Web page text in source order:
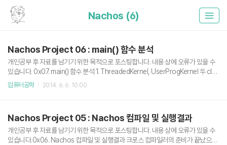
Nachos (6)
Nachos Project 06 : main() 함수 분석
개인공부 후 자료를 남기기 위한 목적으로 포스팅합니다. 내용 상에 오류가 있을 수
있습니다. 0x07. main() 함수 분석 1. ThreadedKernel, UserProgKernel 두 clas
s는 어떤 관계인가?// kernel.h #ifndef KERNEL_H#define KERNEL_H#includ
v); // ..
컴퓨터공학 2014. 6. 6. 10:00
Nachos Project 05 : Nachos 컴파일 및 실행결과
개인공부 후 자료를 남기기 위한 목적으로 포스팅합니다. 내용 상에 오류가 있을 수
있습니다.0x06. Nachos 컴파일 및 실행결과 크로스 컴파일러의 준비가 끝났으므